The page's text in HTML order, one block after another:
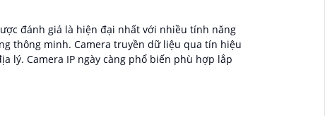
đánh giá là hiện đại nhất với nhiều tính năng
thông minh. Camera truyền dữ liệu qua tín hiệu
lý. Camera IP ngày càng phổ biến phù hợp lắp